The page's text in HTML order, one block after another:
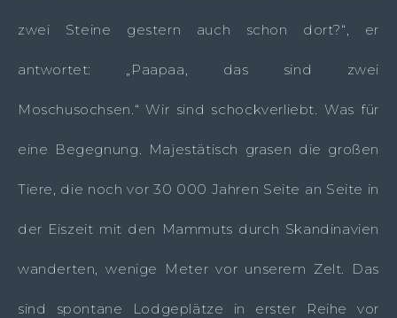
zwei Steine gestern auch schon dort?“, er
antwortet: „Paapaa, das sind zwei
Moschusochsen.“ Wir sind schockverliebt. Was für
eine Begegnung. Majestätisch grasen die großen
Tiere, die noch vor 30 000 Jahren Seite an Seite in
der Eiszeit mit den Mammuts durch Skandinavien
wanderten, wenige Meter vor unserem Zelt. Das
sind spontane Lodgeplätze in erster Reihe vor